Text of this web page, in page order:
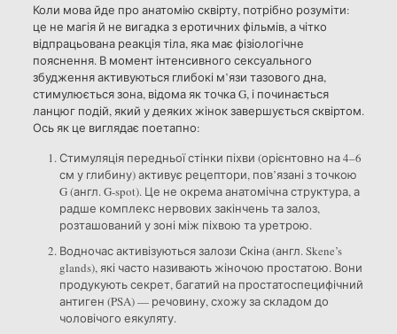
Коли мова йде про анатомію сквірту, потрібно розуміти:
це не магія й не вигадка з еротичних фільмів, а чітко
відпрацьована реакція тіла, яка має фізіологічне
пояснення. В момент інтенсивного сексуального
збудження активуються глибокі м’язи тазового дна,
стимулюється зона, відома як точка G, і починається
ланцюг подій, який у деяких жінок завершується сквіртом.
Ось як це виглядає поетапно:
Стимуляція передньої стінки піхви (орієнтовно на 4–6
см у глибину) активує рецептори, пов’язані з точкою
G (англ. G-spot). Це не окрема анатомічна структура, а
радше комплекс нервових закінчень та залоз,
розташований у зоні між піхвою та уретрою.
Водночас активізуються залози Скіна (англ. Skene’s
glands), які часто називають жіночою простатою. Вони
продукують секрет, багатий на простатоспецифічний
антиген (PSA) — речовину, схожу за складом до
чоловічого еякуляту.